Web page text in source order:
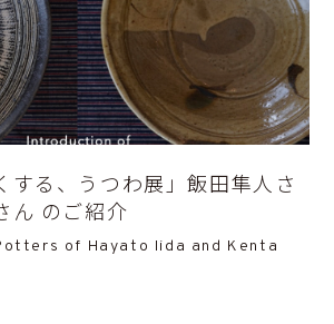
する、うつわ展」飯田隼人さ
ん のご紹介
of Hayato Iida and Kenta